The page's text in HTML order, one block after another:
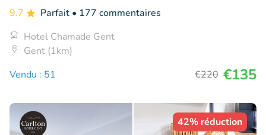
9.7 Parfait • 177 commentaires
Hotel Chamade Gent
Gent (1km)
Vendu : 51
€220 €135
42% réduction